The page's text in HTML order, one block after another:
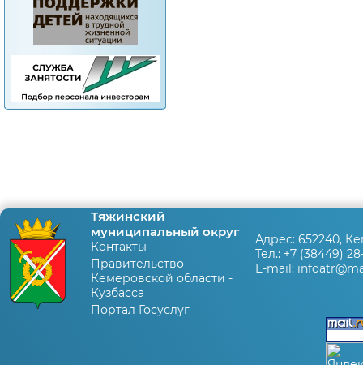
Тяжинский
муниципальный округ
Контакты
Правительство
Кемеровской области -
Кузбасса
Портал Госуслуг
Адрес: 652240,
Тел.: +7 (38449)
E-mail: